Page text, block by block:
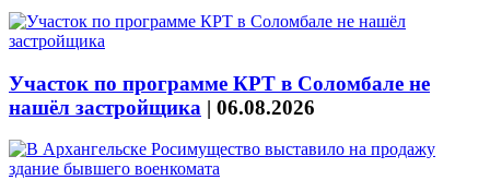
Участок по программе КРТ в Соломбале не
нашёл застройщика | 06.08.2026